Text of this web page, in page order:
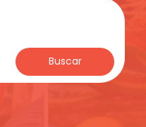
Buscar